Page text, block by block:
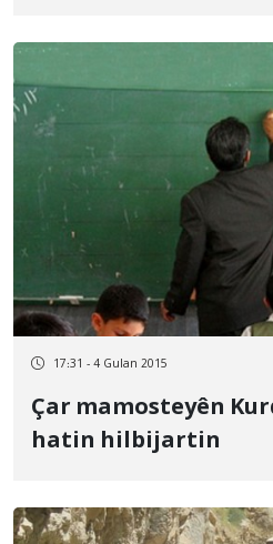
17:31 - 4 Gulan 2015
Çar mamosteyên
hatin hilbijartin